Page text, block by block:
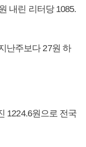
내린 리터당 1085.
난주보다 27원 하
1224.6원으로 전국